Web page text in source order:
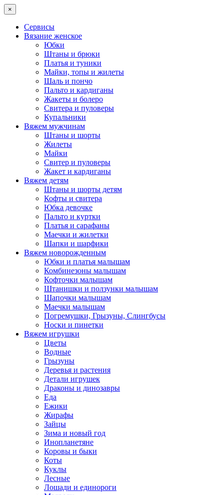
×
Сервисы
Вязание женское
Юбки
Штаны и брюки
Платья и туники
Майки, топы и жилеты
Шаль и пончо
Пальто и кардиганы
Жакеты и болеро
Свитера и пуловеры
Купальники
Вяжем мужчинам
Штаны и шорты
Жилеты
Майки
Свитер и пуловеры
Жакет и кардиганы
Вяжем детям
Штаны и шорты детям
Кофты и свитера
Юбка девочке
Пальто и куртки
Платья и сарафаны
Маечки и жилетки
Шапки и шарфики
Вяжем новорожденным
Юбки и платья малышам
Комбинезоны малышам
Кофточки малышам
Штанишки и ползунки малышам
Шапочки малышам
Маечки малышам
Погремушки, Грызуны, Слингбусы
Носки и пинетки
Вяжем игрушки
Цветы
Водные
Грызуны
Деревья и растения
Детали игрушек
Драконы и динозавры
Еда
Ежики
Жирафы
Зайцы
Зима и новый год
Инопланетяне
Коровы и быки
Коты
Куклы
Лесные
Лошади и единороги